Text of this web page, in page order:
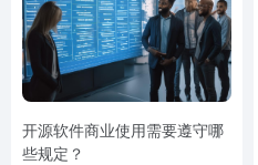
开源软件商业使用需要遵守哪
些规定？